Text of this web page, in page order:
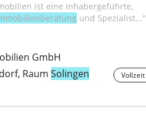
ist eine inhabergeführte,
und Spezialist..."
GmbH
Raum Solingen Vollzeit